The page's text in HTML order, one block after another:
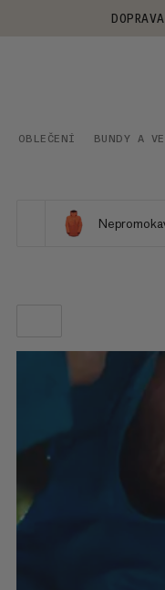
OBLEČENÍ BUNDY A